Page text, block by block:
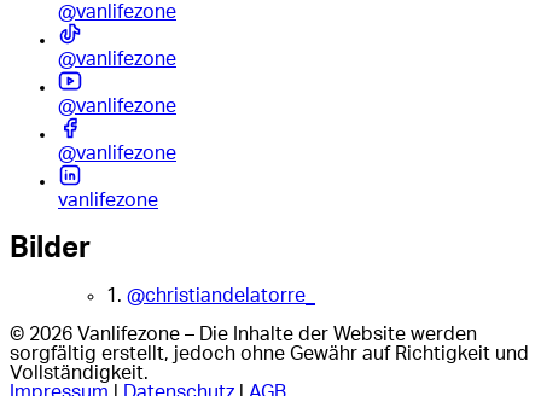
@vanlifezone
@vanlifezone
@vanlifezone
@vanlifezone
vanlifezone
Bilder
1. @christiandelatorre_
© 2026 Vanlifezone – Die Inhalte der Website werden
sorgfältig erstellt, jedoch ohne Gewähr auf Richtigkeit und
Vollständigkeit.